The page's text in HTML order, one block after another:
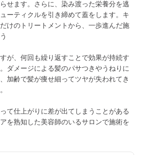
せます。さらに、染み渡った栄養分を逃
ーティクルを引き締めて蓋をします。キ
けのトリートメントから、一歩進んだ施
が、何回も繰り返すことで効果が持続す
ダメージによる髪のパサつきやうねりに
加齢で髪が痩せ細ってツヤが失われてき
て仕上がりに差が出てしまうことがある
を熟知した美容師のいるサロンで施術を